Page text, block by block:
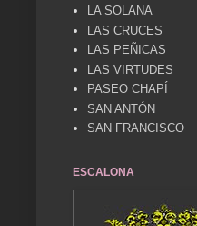
LA SOLANA
LAS CRUCES
LAS PEÑICAS
LAS VIRTUDES
PASEO CHAPÍ
SAN ANTÓN
SAN FRANCISCO
ESCALONA